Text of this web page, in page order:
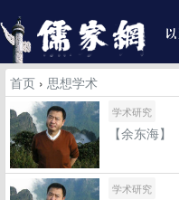
首页 › 思想学术
学术研究
【余东海
学术研究